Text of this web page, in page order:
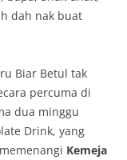
dah nak buat
Biar Betul tak
percuma di
dua minggu
Drink, yang
Kemeja